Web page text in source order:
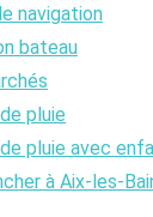
navigation
bateau
pluie
pluie avec
à Aix-les-